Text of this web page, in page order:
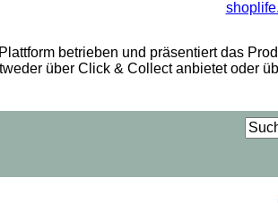
betrieben und präsentiert das
über Click & Collect anbietet oder